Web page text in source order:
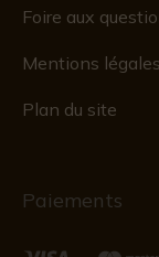
Foire aux
Mentions légales
Plan du site
Paiements